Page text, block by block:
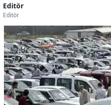
Editör
Editör